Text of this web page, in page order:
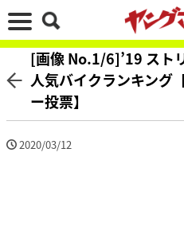
[画像 No.1/6]’19 スト
人気バイクランキング
ー投票】
2020/03/12